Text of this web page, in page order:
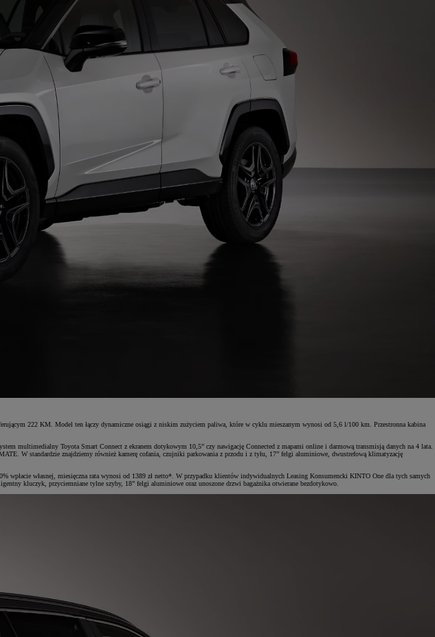
222 KM. Model ten łączy dynamiczne osiągi z niskim zużyciem paliwa, które w cyklu mieszanym wynosi od 5,6 l/100 km. Przestronna kabina
multimedialny Toyota Smart Connect z ekranem dotykowym 10,5” czy nawigację Connected z mapami online i darmową transmisją danych na 4 lata.
W standardzie znajdziemy również kamerę cofania, czujniki parkowania z przodu i z tyłu, 17” felgi aluminiowe, dwustrefową klimatyzację
własnej, miesięczna rata wynosi od 1389 zł netto*. W przypadku klientów indywidualnych Leasing Konsumencki KINTO One dla tych samych
kluczyk, przyciemniane tylne szyby, 18” felgi aluminiowe oraz unoszone drzwi bagażnika otwierane bezdotykowo.